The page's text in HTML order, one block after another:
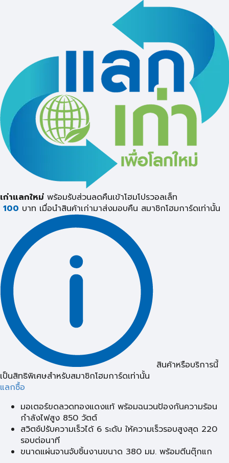
เก่าแลกใหม่ พร้อมรับส่วนลดคืนเข้าโฮมโปรวอลเล็ท
100 บาท เมื่อนำสินค้าเก่ามาส่งมอบคืน สมาชิกโฮมการ์ดเท่านั้น
สินค้าหรือบริการนี้
เป็นสิทธิพิเศษสำหรับสมาชิกโฮมการ์ดเท่านั้น
แลกซื้อ
มอเตอร์ขดลวดทองแดงแท้ พร้อมฉนวนป้องกันความร้อน
กำลังไฟสูง 850 วัตต์
สวิตช์ปรับความเร็วได้ 6 ระดับ ให้ความเร็วรอบสูงสุด 220
รอบต่อนาที
ขนาดแผ่นจานจับชิ้นงานขนาด 380 มม. พร้อมตีนตุ๊กแก